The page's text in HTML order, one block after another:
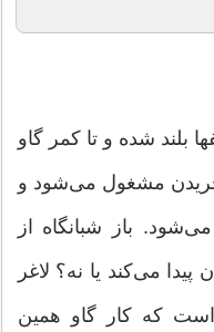
شده و تا کمر گاو
چریدن مشغول می‌شود و
باز شبانگاه از
می‌کند یا نه؟ لاغر
که کار گاو همین